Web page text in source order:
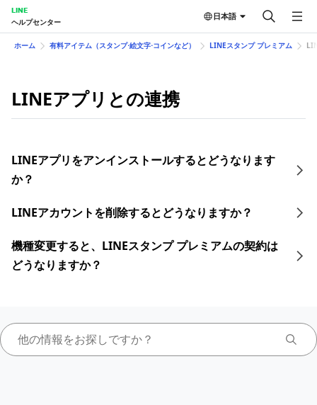
LINE
ヘルプセンター
日本語
ホーム 有料アイテム（スタンプ⋅絵文字⋅コインなど） LINEスタンプ プレミアム
LINEアプリとの連携
LINEアプリをアンインストールするとどうなります
か？
LINEアカウントを削除するとどうなりますか？
機種変更すると、LINEスタンプ プレミアムの契約は
どうなりますか？